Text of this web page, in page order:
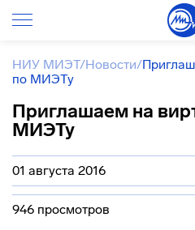
НИУ МИЭТ/Новости/
по МИЭТу
Приглашаем на
МИЭТу
01 августа 2016
946 просмотров